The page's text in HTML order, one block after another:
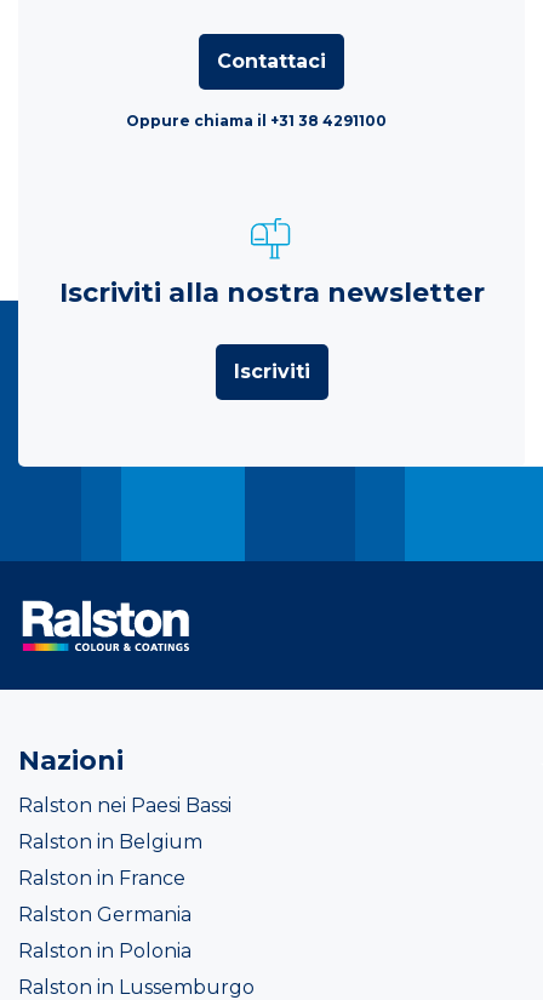
Contattaci
Oppure chiama il +31 38 4291100
Iscriviti alla nostra newsletter
Iscriviti
Nazioni
Ralston nei Paesi Bassi
Ralston in Belgium
Ralston in France
Ralston Germania
Ralston in Polonia
Ralston in Lussemburgo